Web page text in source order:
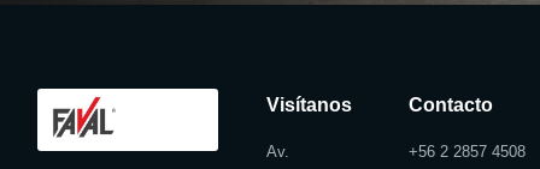
Visítanos
Av.
Contacto
+56 2 2857 4508